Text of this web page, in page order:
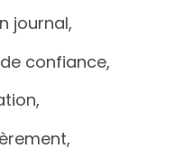
journal,
confiance,